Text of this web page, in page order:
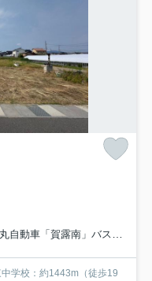
動車「賀露南」バス停下車 徒歩3分
学校：約1443m（徒歩19